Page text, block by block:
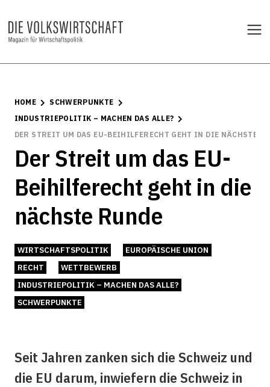
HOME
SCHWERPUNKTE
INDUSTRIEPOLITIK – MACHEN DAS ALLE?
DER STREIT UM DAS EU-BEIHILFERECHT GEHT IN DIE NÄCHSTE
Der Streit um das EU-
Beihilferecht geht in die
nächste Runde
WIRTSCHAFTSPOLITIK
EUROPÄISCHE UNION
RECHT
WETTBEWERB
INDUSTRIEPOLITIK – MACHEN DAS ALLE?
SCHWERPUNKTE
Seit Jahren zanken sich die Schweiz und
die EU darum, inwiefern die Schweiz in